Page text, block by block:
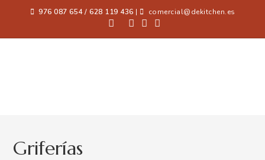
976 087 654 / 628 119 436 | comercial@dekitchen.es
Griferías